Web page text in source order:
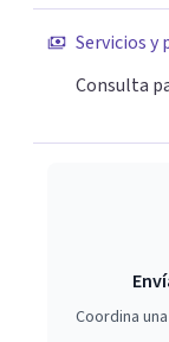
Servicios y
Consulta
Coordina